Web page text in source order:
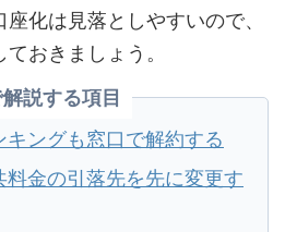
化は見落としやすいので、
おきましょう。
説する項目
キングも窓口で解約する
料金の引落先を先に変更す